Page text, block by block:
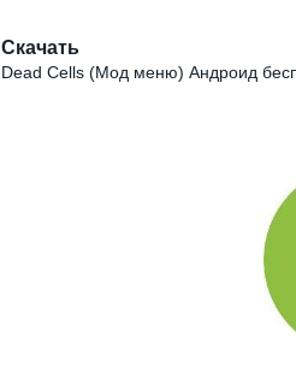
Скачать
Dead Cells (Мод меню) Андроид